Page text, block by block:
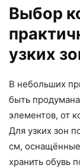
Выбор
узких
В небольших
быть
элементов, от
Для узких зон
см,
хранить обувь